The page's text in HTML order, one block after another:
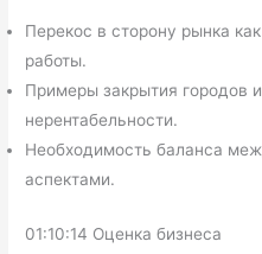
Перекос в сторону рынка
работы.
Примеры закрытия городов
нерентабельности.
Необходимость баланса
аспектами.
01:10:14 Оценка бизнеса